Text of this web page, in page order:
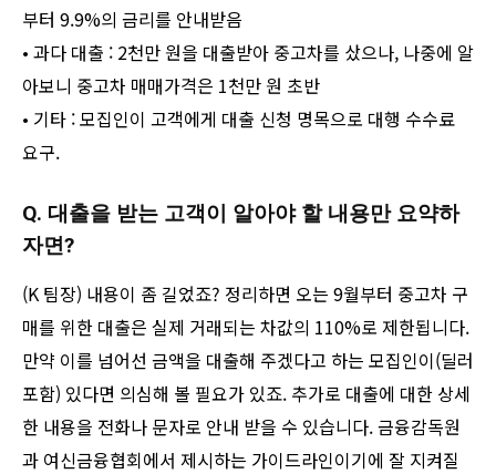
부터 9.9%의 금리를 안내받음
• 과다 대출 : 2천만 원을 대출받아 중고차를 샀으나, 나중에 알
아보니 중고차 매매가격은 1천만 원 초반
• 기타 : 모집인이 고객에게 대출 신청 명목으로 대행 수수료
요구.
Q. 대출을 받는 고객이 알아야 할 내용만 요약하
자면?
(K 팀장) 내용이 좀 길었죠? 정리하면 오는 9월부터 중고차 구
매를 위한 대출은 실제 거래되는 차값의 110%로 제한됩니다.
만약 이를 넘어선 금액을 대출해 주겠다고 하는 모집인이(딜러
포함) 있다면 의심해 볼 필요가 있죠. 추가로 대출에 대한 상세
한 내용을 전화나 문자로 안내 받을 수 있습니다. 금융감독원
과 여신금융협회에서 제시하는 가이드라인이기에 잘 지켜질